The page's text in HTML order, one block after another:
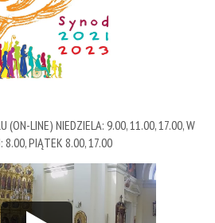
(ON-LINE) NIEDZIELA: 9.00, 11.00, 17.00, W
8.00, PIĄTEK 8.00, 17.00